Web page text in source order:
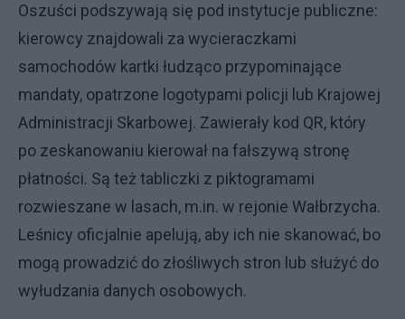
Oszuści podszywają się pod instytucje publiczne:
kierowcy znajdowali za wycieraczkami
samochodów kartki łudząco przypominające
mandaty, opatrzone logotypami policji lub Krajowej
Administracji Skarbowej. Zawierały kod QR, który
po zeskanowaniu kierował na fałszywą stronę
płatności. Są też tabliczki z piktogramami
rozwieszane w lasach, m.in. w rejonie Wałbrzycha.
Leśnicy oficjalnie apelują, aby ich nie skanować, bo
mogą prowadzić do złośliwych stron lub służyć do
wyłudzania danych osobowych.